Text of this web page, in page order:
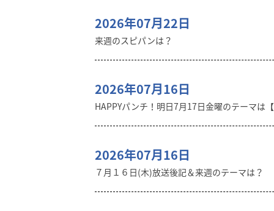
2026年07月22日
来週のスピパンは？
2026年07月16日
HAPPYパンチ！明日7月17日金曜のテーマは【
2026年07月16日
７月１６日(木)放送後記＆来週のテーマは？